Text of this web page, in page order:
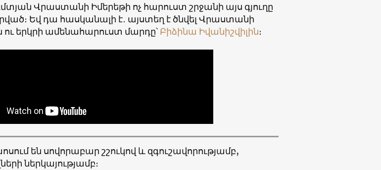
Վրաստանի Իմերեթի ոչ հարուստ շրջանի այս գյուղը
Եվ դա հասկանալի է․ այստեղ է ծնվել Վրաստանի
երկրի ամենահարուստ մարդը՝ Բիձինա Իվանիշվիլին։
են սովորաբար շշուկով և զգուշավորությամբ,
ներկայությամբ։